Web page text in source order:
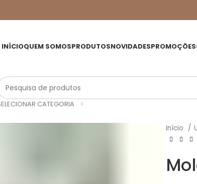
INÍCIOQUEM SOMOSPRODUTOSNOVIDADESPROMOÇÕES
CATEGORIA
Início